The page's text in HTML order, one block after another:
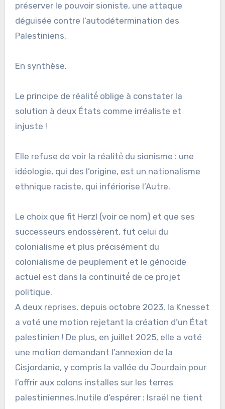
préserver le pouvoir sioniste, une attaque
déguisée contre l’autodétermination des
Palestiniens.
En synthèse.
Le principe de réalité́ oblige à constater la
solution à deux États comme irréaliste et
injuste !
Elle refuse de voir la réalité́ du sionisme : une
idéologie, qui des l’origine, est un nationalisme
ethnique raciste, qui infériorise l’Autre.
Le choix que fit Herzl (voir ce nom) et que ses
successeurs endossèrent, fut celui du
colonialisme et plus précisément du
colonialisme de peuplement et le génocide
actuel est dans la continuité́ de ce projet
politique.
A deux reprises, depuis octobre 2023, la Knesset
a voté une motion rejetant la création d’un État
palestinien ! De plus, en juillet 2025, elle a voté
une motion demandant l’annexion de la
Cisjordanie, y compris la vallée du Jourdain pour
l’offrir aux colons installes sur les terres
palestiniennes.Inutile d’espérer : Israël ne tient